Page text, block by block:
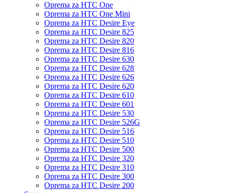
Oprema za HTC One
Oprema za HTC One Mini
Oprema za HTC Desire Eye
Oprema za HTC Desire 825
Oprema za HTC Desire 820
Oprema za HTC Desire 816
Oprema za HTC Desire 630
Oprema za HTC Desire 628
Oprema za HTC Desire 626
Oprema za HTC Desire 620
Oprema za HTC Desire 610
Oprema za HTC Desire 601
Oprema za HTC Desire 530
Oprema za HTC Desire 526G
Oprema za HTC Desire 516
Oprema za HTC Desire 510
Oprema za HTC Desire 500
Oprema za HTC Desire 320
Oprema za HTC Desire 310
Oprema za HTC Desire 300
Oprema za HTC Desire 200